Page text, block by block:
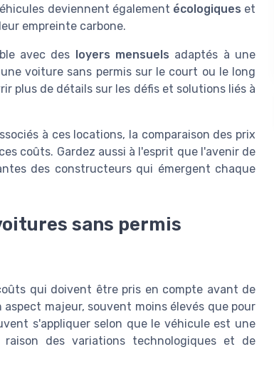
deviennent également écologiques et
empreinte carbone.
avec des loyers mensuels adaptés à une
voiture sans permis sur le court ou le long
plus de détails sur les défis et solutions liés à
à ces locations, la comparaison des prix
coûts. Gardez aussi à l'esprit que l'avenir de
des constructeurs qui émergent chaque
sans permis
qui doivent être pris en compte avant de
aspect majeur, souvent moins élevés que pour
s'appliquer selon que le véhicule est une
des variations technologiques et de